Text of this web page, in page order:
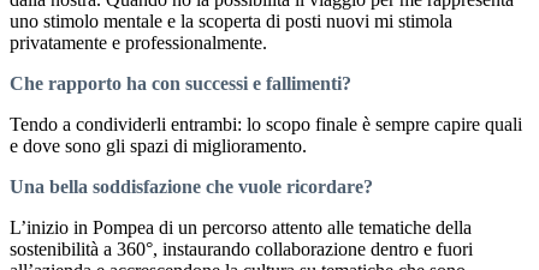
uno stimolo mentale e la scoperta di posti nuovi mi stimola
privatamente e professionalmente.
Che rapporto ha con successi e fallimenti?
Tendo a condividerli entrambi: lo scopo finale è sempre capire quali
e dove sono gli spazi di miglioramento.
Una bella soddisfazione che vuole ricordare?
L’inizio in Pompea di un percorso attento alle tematiche della
sostenibilità a 360°, instaurando collaborazione dentro e fuori